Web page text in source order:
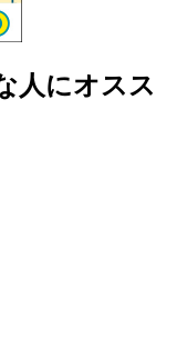
人にオスス